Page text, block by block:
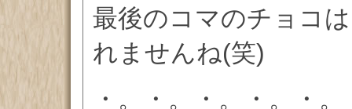
最後のコマのチョコ
れませんね(笑)
・。・。・。・。・